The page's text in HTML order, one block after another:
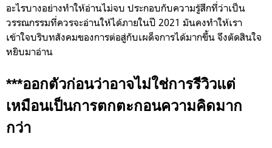
อะไรบางอย่างทำให้อ่านไม่จบ ประกอบกับความรู้สึกที่ว่าเป็น
วรรณกรรมที่ควรจะอ่านให้ได้ภายในปี 2021 มันคงทำให้เรา
เข้าใจบริบทสังคมของการต่อสู่กับเผด็จการได้มากขึ้น จึงตัดสินใจ
หยิบมาอ่าน
***ออกตัวก่อนว่าอาจไม่ใช่การรีวิวแต่
เหมือนเป็นการตกตะกอนความคิดมาก
กว่า